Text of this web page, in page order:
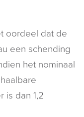
oordeel dat de
een schending
het nominaal
is dan 1,2